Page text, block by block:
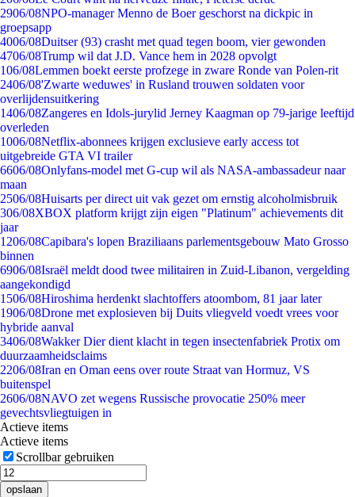
2906/08NPO-manager Menno de Boer geschorst na dickpic in
groepsapp
4006/08Duitser (93) crasht met quad tegen boom, vier gewonden
4706/08Trump wil dat J.D. Vance hem in 2028 opvolgt
106/08Lemmen boekt eerste profzege in zware Ronde van Polen-rit
2406/08'Zwarte weduwes' in Rusland trouwen soldaten voor
overlijdensuitkering
1406/08Zangeres en Idols-jurylid Jerney Kaagman op 79-jarige leeftijd
overleden
1006/08Netflix-abonnees krijgen exclusieve early access tot
uitgebreide GTA VI trailer
6606/08Onlyfans-model met G-cup wil als NASA-ambassadeur naar
maan
2506/08Huisarts per direct uit vak gezet om ernstig alcoholmisbruik
306/08XBOX platform krijgt zijn eigen "Platinum" achievements dit
jaar
1206/08Capibara's lopen Braziliaans parlementsgebouw Mato Grosso
binnen
6906/08Israël meldt dood twee militairen in Zuid-Libanon, vergelding
aangekondigd
1506/08Hiroshima herdenkt slachtoffers atoombom, 81 jaar later
1906/08Drone met explosieven bij Duits vliegveld voedt vrees voor
hybride aanval
3406/08Wakker Dier dient klacht in tegen insectenfabriek Protix om
duurzaamheidsclaims
2206/08Iran en Oman eens over route Straat van Hormuz, VS
buitenspel
2606/08NAVO zet wegens Russische provocatie 250% meer
gevechtsvliegtuigen in
Actieve items
Actieve items
Scrollbar gebruiken
opslaan